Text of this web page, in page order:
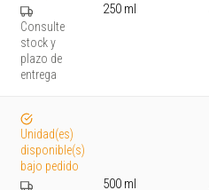
Consulte
stock y
plazo de
entrega
250 ml
Unidad(es)
disponible(s)
bajo pedido
500 ml